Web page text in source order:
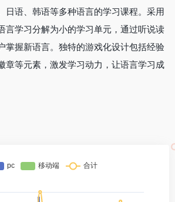
日语、韩语等多种语言的学习课程。采用
言学习分解为小的学习单元，通过听说读
掌握新语言。独特的游戏化设计包括经验
章等元素，激发学习动力，让语言学习成